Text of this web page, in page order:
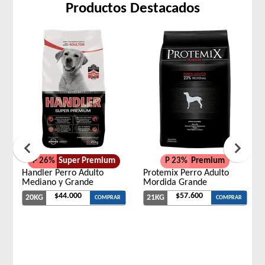
Productos Destacados
P 26% Super Premium
Handler Perro Adulto
Mediano y Grande
20KG $44.000 COMPRAR
P 23% Premium
Protemix Perro Adulto
Mordida Grande
21KG $57.600 COMPRAR